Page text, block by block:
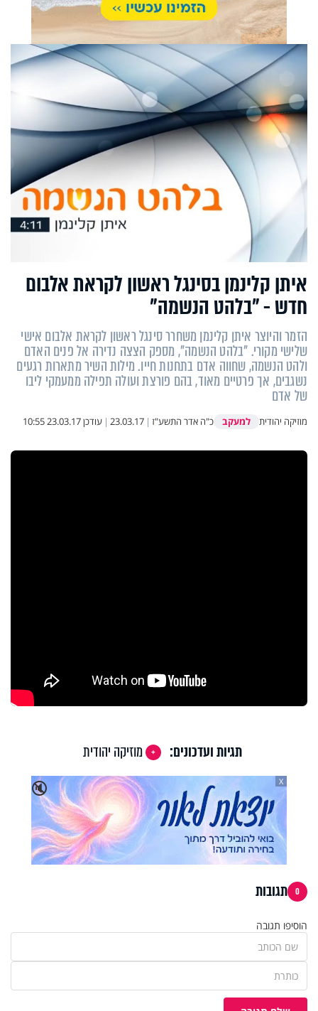
איתן קלינמן בסינגל ראשון לקראת אלבום
חדש - "בלהט הנשמה"
הזמר והיוצר איתן קלינמן משחרר סינגל ראשון לקראת אלבום אישי
שלישי מקורי. "בלהט הנשמה", מספק הצצה נדירה אל פנים האדם
ולהט הנשמה, שחווה אדם בתחנות חייו. מילות השיר מתארות רגעים
נשגבים, אך פרטיים מאוד, בהם פורצת ועולה תפילה ממעמקי ליבו
של אדם
מוזיקה יהודית למעקב כ"ה אדר התשע"ז |
23.03.17
| עודכן23.03.17 10:55
תגיות ועדכונים:
מוזיקה יהודית
🔇
X
0 תגובות
הוסיפו תגובה